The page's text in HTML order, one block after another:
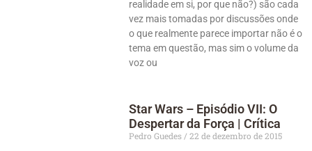
realidade em si, por que não?) são cada
vez mais tomadas por discussões onde
o que realmente parece importar não é o
tema em questão, mas sim o volume da
voz ou
Star Wars – Episódio VII: O
Despertar da Força | Crítica
Pedro Guedes
22 de dezembro de 2015